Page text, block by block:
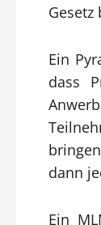
Gesetz
Ein
dass
dann
Ein